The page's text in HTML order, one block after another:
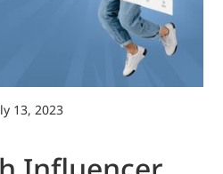
13, 2023